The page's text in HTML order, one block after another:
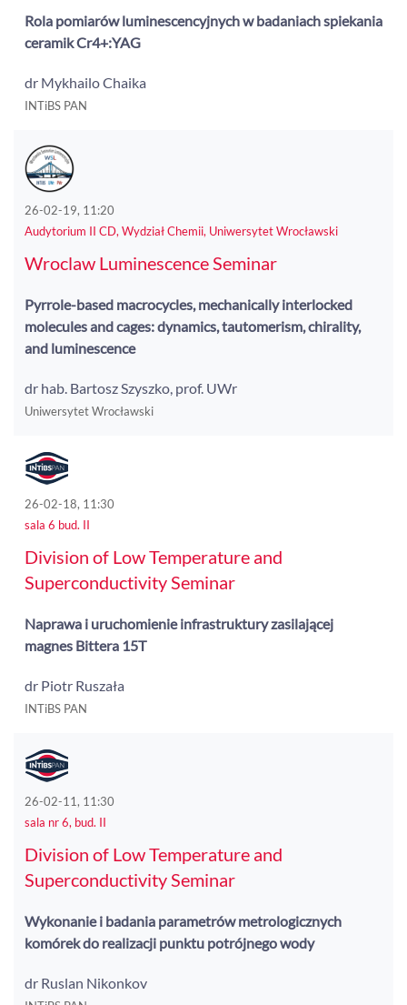
Rola pomiarów luminescencyjnych w badaniach spiekania
ceramik Cr4+:YAG
dr Mykhailo Chaika
INTiBS PAN
26-02-19, 11:20
Audytorium II CD, Wydział Chemii, Uniwersytet Wrocławski
Wroclaw Luminescence Seminar
Pyrrole-based macrocycles, mechanically interlocked
molecules and cages: dynamics, tautomerism, chirality,
and luminescence
dr hab. Bartosz Szyszko, prof. UWr
Uniwersytet Wrocławski
26-02-18, 11:30
sala 6 bud. II
Division of Low Temperature and
Superconductivity Seminar
Naprawa i uruchomienie infrastruktury zasilającej
magnes Bittera 15T
dr Piotr Ruszała
INTiBS PAN
26-02-11, 11:30
sala nr 6, bud. II
Division of Low Temperature and
Superconductivity Seminar
Wykonanie i badania parametrów metrologicznych
komórek do realizacji punktu potrójnego wody
dr Ruslan Nikonkov